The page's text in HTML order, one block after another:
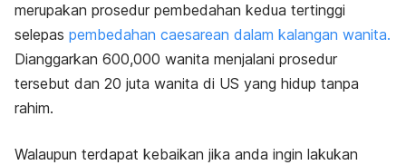
merupakan prosedur pembedahan kedua tertinggi
selepas pembedahan caesarean dalam kalangan wanita.
Dianggarkan 600,000 wanita menjalani prosedur
tersebut dan 20 juta wanita di US yang hidup tanpa
rahim.
Walaupun terdapat kebaikan jika anda ingin lakukan